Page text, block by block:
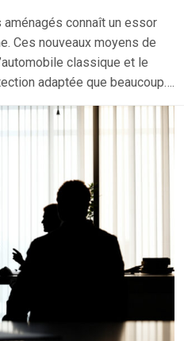
connaît un essor
Ces nouveaux moyens de
classique et le
adaptée que beaucoup….